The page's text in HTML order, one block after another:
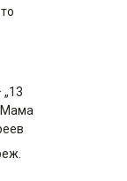
„13